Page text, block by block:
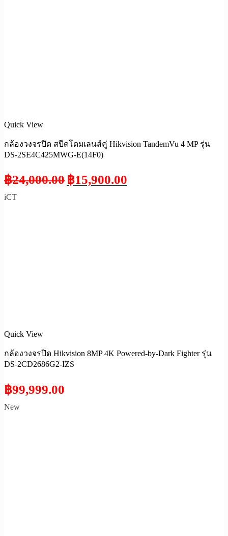
Quick View
กล้องวงจรปิด สปีดโดมเลนส์คู่ Hikvision TandemVu 4 MP รุ่น
DS-2SE4C425MWG-E(14F0)
฿24,000.00 ฿15,900.00
iCT
Quick View
กล้องวงจรปิด Hikvision 8MP 4K Powered-by-Dark Fighter รุ่น
DS-2CD2686G2-IZS
฿99,999.00
New